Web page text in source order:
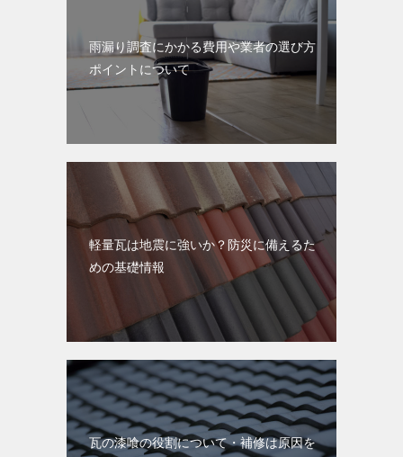
雨漏り調査にかかる費用や業者の選び方
ポイントについて
軽量瓦は地震に強いか？防災に備えるた
めの基礎情報
瓦の漆喰の役割について・補修は原因を